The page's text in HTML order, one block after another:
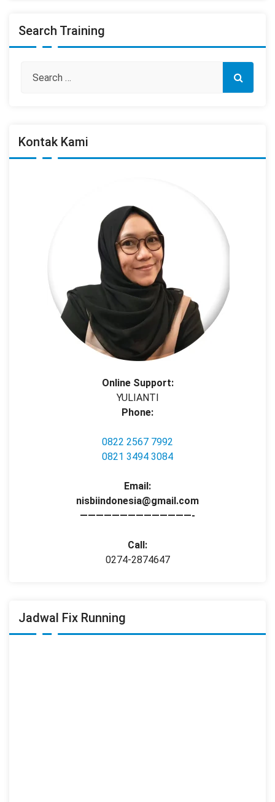
Search Training
Kontak Kami
Online Support:
YULIANTI
Phone:
0822 2567 7992
0821 3494 3084
Email:
nisbiindonesia@gmail.com
——————————————-
Call:
0274-2874647
Jadwal Fix Running